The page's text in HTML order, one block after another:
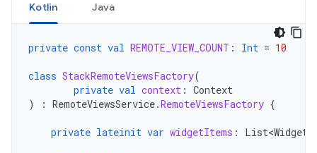
Kotlin Java
private const val REMOTE_VIEW_COUNT : Int = 10
class StackRemoteViewsFactory(
private val context : Context
)
: RemoteViewsService.RemoteViewsFactory {
private lateinit var widgetItems :